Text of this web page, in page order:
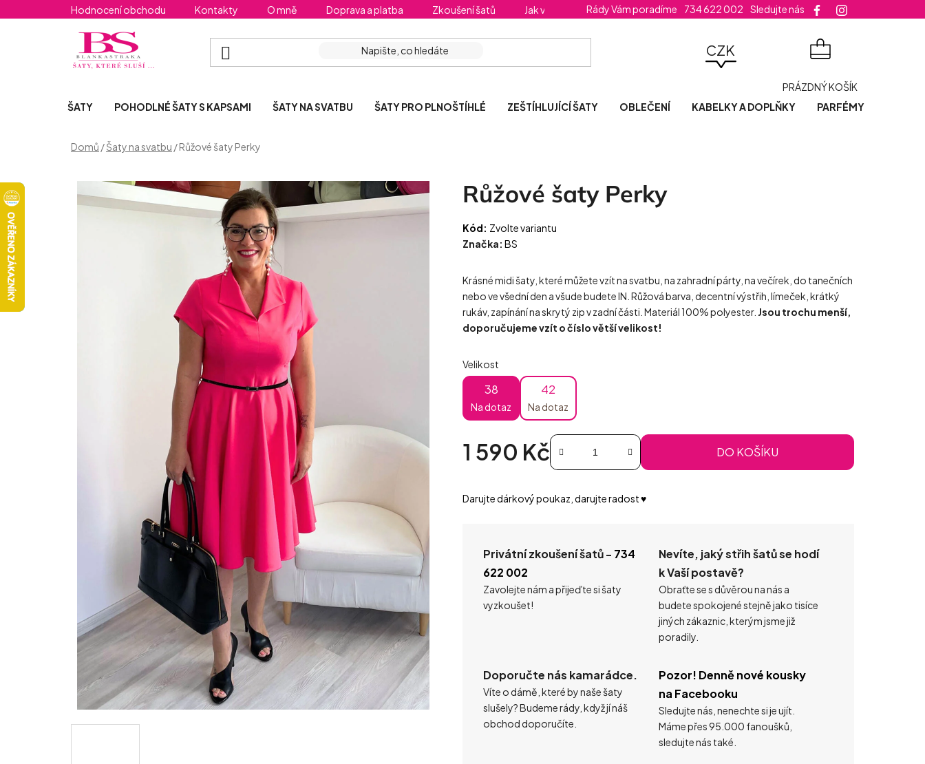
na
Hodnocení obchodu Kontakty O mně Doprava a platba Zkoušení šatů Jak vybrat správnou velikost šatů
Rády Vám poradíme 734 622 002 Sledujte nás
CZK
KOŠÍK
PRÁZDNÝ KOŠÍK
ŠATY
POHODLNÉ ŠATY S KAPSAMI ŠATY NA SVATBU ŠATY PRO PLNOŠTÍHLÉ ZEŠTÍHLUJÍCÍ ŠATY OBLEČENÍ KABELKY A DOPLŇKY PARFÉMY
Domů /Šaty na svatbu /Růžové šaty Perky
Růžové šaty Perky
Kód: Zvolte variantu
Značka: BS
Krásné midi šaty, které můžete vzít na svatbu, na zahradní párty, na večírek, do tanečních
nebo ve všední den a všude budete IN. Růžová barva, decentní výstřih, límeček, krátký
rukáv, zapínání na skrytý zip v zadní části. Materiál 100% polyester. Jsou trochu menší,
doporučujeme vzít o číslo větší velikost!
Velikost
38
Na dotaz
42
Na dotaz
1 590 Kč DO KOŠÍKU
Darujte dárkový poukaz, darujte radost ♥️
Privátní zkoušení šatů - 734
622 002
Zavolejte nám a přijeďte si šaty
vyzkoušet!
Nevíte, jaký střih šatů se hodí
k Vaší postavě?
Obraťte se s důvěrou na nás a
budete spokojené stejně jako tisíce
jiných zákaznic, kterým jsme již
poradily.
Doporučte nás kamarádce.
Víte o dámě, které by naše šaty
slušely? Budeme rády, když jí náš
obchod doporučíte.
Pozor! Denně nové kousky
na Facebooku
Sledujte nás, nenechte si je ujít.
Máme přes 95.000 fanoušků,
sledujte nás také.